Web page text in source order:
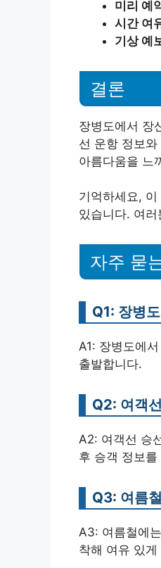
미리 예
시간 여
기상 예
결론
장병도에서 장
선 운항 정보
아름다움을 느
기억하세요,
있습니다. 여
자주 묻
Q1: 장병
A1: 장병도에
출발합니다.
Q2: 여객
A2: 여객선 승
후 승객 정보
Q3: 여름
A3: 여름철에
착해 여유 있